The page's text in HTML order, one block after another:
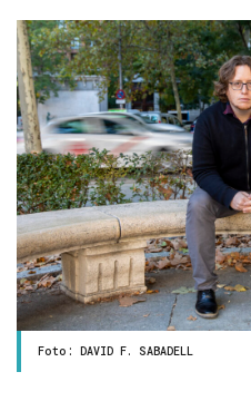
Foto: DAVID F. SABADELL